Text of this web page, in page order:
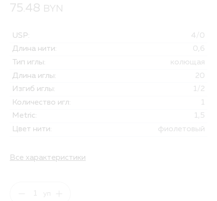
75.48 BYN
USP:
4/0
Длина нити:
0,6
Тип иглы:
колющая
Длина иглы:
20
Изгиб иглы:
1/2
Количество игл:
1
Metric:
1,5
Цвет нити:
фиолетовый
Все характеристики